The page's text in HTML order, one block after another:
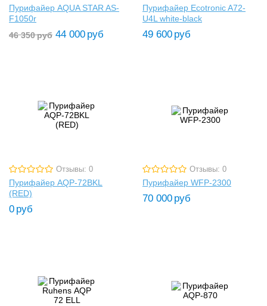
Пурифайер AQUA STAR AS-
F1050r
46 350руб 44 000 руб
Пурифайер Ecotronic A72-
U4L white-black
49 600 руб
Отзывы: 0
Пурифайер AQP-72BKL
(RED)
0 руб
Отзывы: 0
Пурифайер WFP-2300
70 000 руб